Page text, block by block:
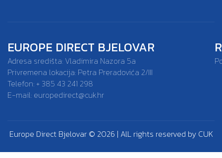
EUROPE DIRECT BJELOVAR
Adresa središta: Vladimira Nazora 5a
Privremena lokacija: Petra Preradovića 2/III
Telefon: + 385 43 241 298
E-mail: europedirect@cuk.hr
Europe Direct Bjelovar © 2026 | AlL rights reserved by CUK